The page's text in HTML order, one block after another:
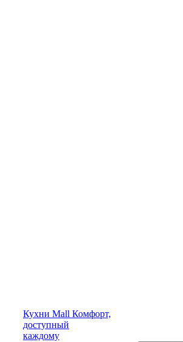
Кухни Mall Комфорт,
доступный
каждому